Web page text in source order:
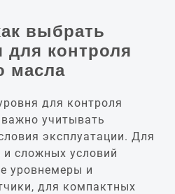
выбрать
для контроля
масла
для контроля
учитывать
эксплуатации. Для
сложных условий
уровнемеры и
для компактных